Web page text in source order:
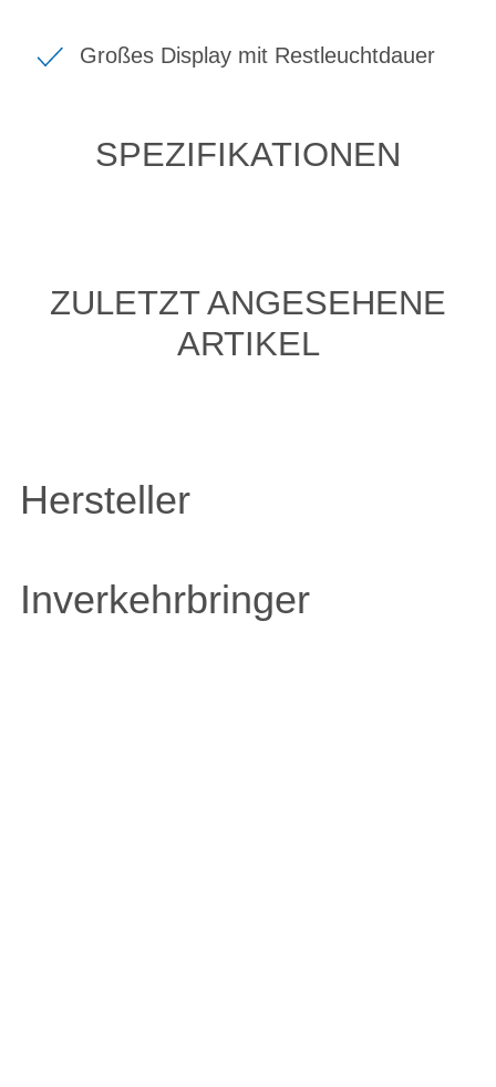
Großes Display mit Restleuchtdauer
SPEZIFIKATIONEN
ZULETZT ANGESEHENE
ARTIKEL
Hersteller
Inverkehrbringer